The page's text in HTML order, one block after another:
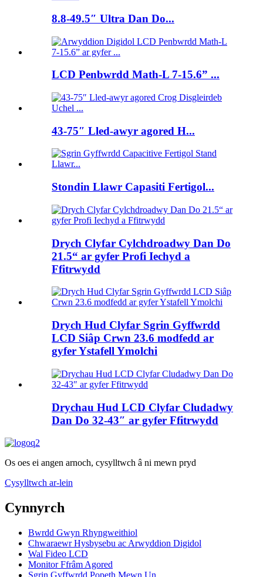
8.8-49.5″ Ultra Dan Do...
LCD Penbwrdd Math-L 7-15.6” ...
43-75″ Lled-awyr agored H...
Stondin Llawr Capasiti Fertigol...
Drych Clyfar Cylchdroadwy Dan Do
21.5“ ar gyfer Profi Iechyd a
Ffitrwydd
Drych Hud Clyfar Sgrin Gyffwrdd
LCD Siâp Crwn 23.6 modfedd ar
gyfer Ystafell Ymolchi
Drychau Hud LCD Clyfar Cludadwy
Dan Do 32-43″ ar gyfer Ffitrwydd
Os oes ei angen arnoch, cysylltwch â ni mewn pryd
Cysylltwch ar-lein
Cynnyrch
Bwrdd Gwyn Rhyngweithiol
Chwaraewr Hysbysebu ac Arwyddion Digidol
Wal Fideo LCD
Monitor Ffrâm Agored
Sgrin Gyffwrdd Popeth Mewn Un